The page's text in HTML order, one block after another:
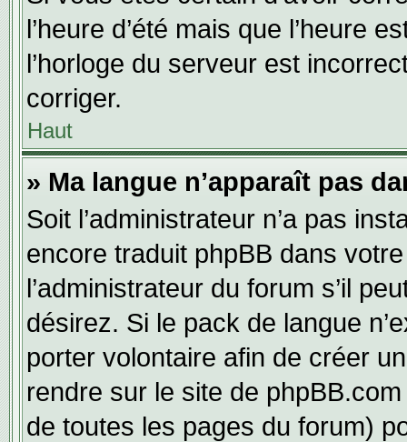
l’heure d’été mais que l’heure
l’horloge du serveur est
corriger.
Haut
» Ma langue n’apparaît pas
Soit l’administrateur n’a pas
encore traduit phpBB dans
l’administrateur du forum s’il
désirez. Si le pack de langue
porter volontaire afin de créer
rendre sur le site de
de toutes les pages du forum)